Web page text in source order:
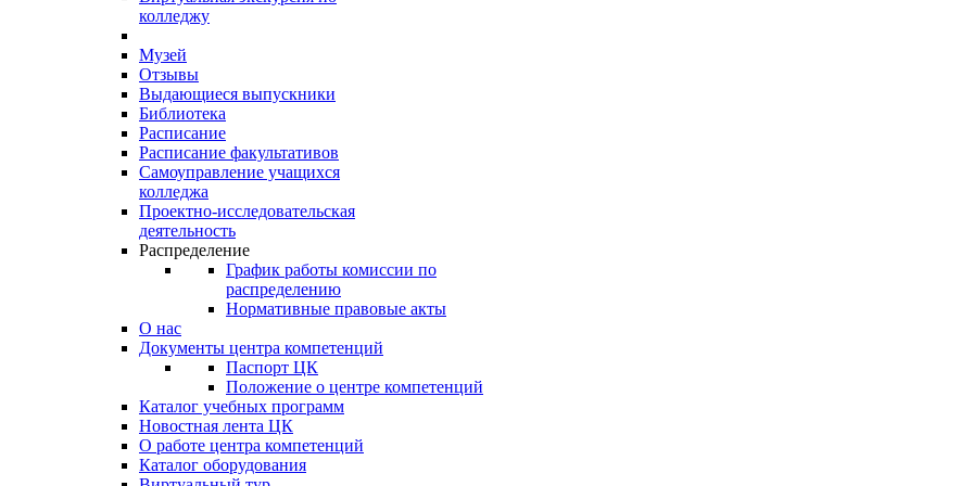
колледжу
Музей
Отзывы
Выдающиеся выпускники
Библиотека
Расписание
Расписание факультативов
Самоуправление учащихся
колледжа
Проектно-исследовательская
деятельность
Распределение
График работы комиссии по
распределению
Нормативные правовые акты
О нас
Документы центра компетенций
Паспорт ЦК
Положение о центре компетенций
Каталог учебных программ
Новостная лента ЦК
О работе центра компетенций
Каталог оборудования